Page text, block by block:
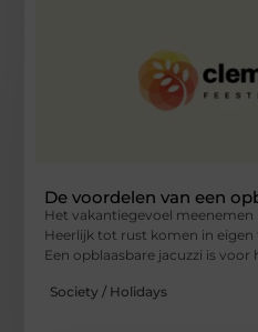
De voordelen van een
Het vakantiegevoel meenemen
Heerlijk tot rust komen in eigen
Een opblaasbare jacuzzi is voor
Society / Holidays